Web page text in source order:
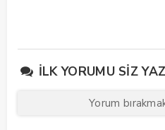
İLK YORUMU SIZ
Yorum